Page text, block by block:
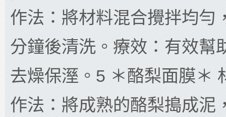
作法：將材料混合攪拌均勻
分鐘後清洗。療效：有效幫
去燥保溼。5 ＊酪梨面膜＊
作法：將成熟的酪梨搗成泥